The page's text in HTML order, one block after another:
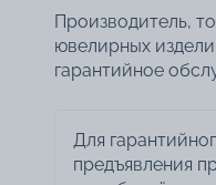
Производитель,
ювелирных
гарантийное
Для
предъявления